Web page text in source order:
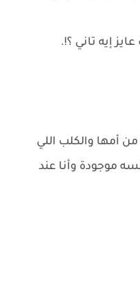
إيه تاني ؟!.
أمها والكلب اللي
موجودة وأنا عند